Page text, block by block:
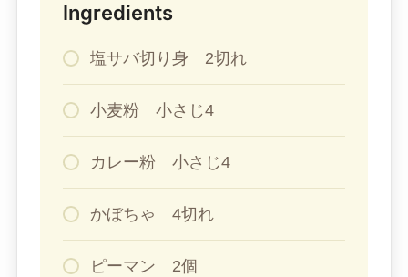
Ingredients
塩サバ切り身 2切れ
小麦粉 小さじ4
カレー粉 小さじ4
かぼちゃ 4切れ
ピーマン 2個